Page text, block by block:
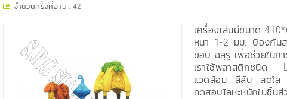
จำนวนครั้งที่อ่าน :42
เครื่องเล่นมีขนาด
หนา 1-2 มม. ป้องกัน
ขอบ ฉลุรู เพื่อช่วยในก
เราใช้พลาสติกชนิด
แวดล้อม สีสัน สดใส
ทดสอบโลหะหนักในชิ้น